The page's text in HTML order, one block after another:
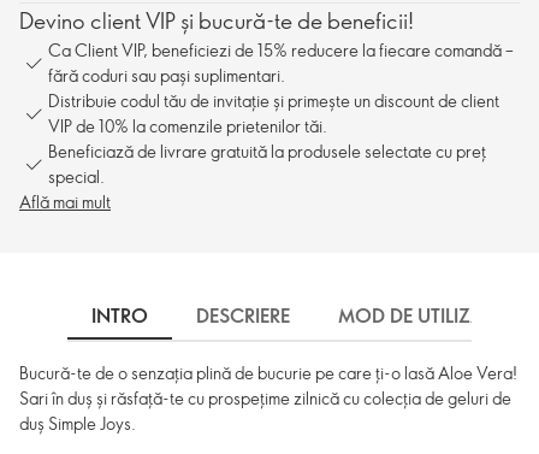
Devino client VIP și bucură-te de beneficii!
Ca Client VIP, beneficiezi de 15% reducere la fiecare comandă –
fără coduri sau pași suplimentari.
Distribuie codul tău de invitație și primește un discount de client
VIP de 10% la comenzile prietenilor tăi.
Beneficiază de livrare gratuită la produsele selectate cu preț
special.
Află mai mult
INTRO DESCRIERE MOD DE UTILIZARE
Bucură-te de o senzația plină de bucurie pe care ți-o lasă Aloe Vera!
Sari în duș și răsfață-te cu prospețime zilnică cu colecția de geluri de
duș Simple Joys.